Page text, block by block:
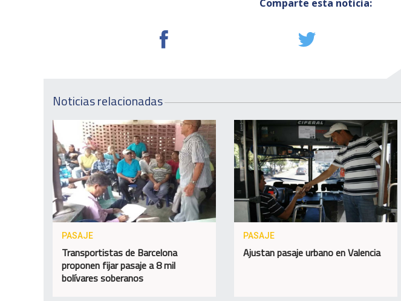
Comparte esta noticia:
Noticias relacionadas
PASAJE
Transportistas de Barcelona
proponen fijar pasaje a 8 mil
bolívares soberanos
PASAJE
Ajustan pasaje urbano en Valencia